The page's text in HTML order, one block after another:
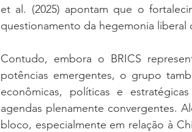
et al. (2025) apontam que o
questionamento da hegemonia liberal
Contudo, embora o BRICS
potências emergentes, o grupo
econômicas, políticas e
agendas plenamente convergentes.
bloco, especialmente em relação à